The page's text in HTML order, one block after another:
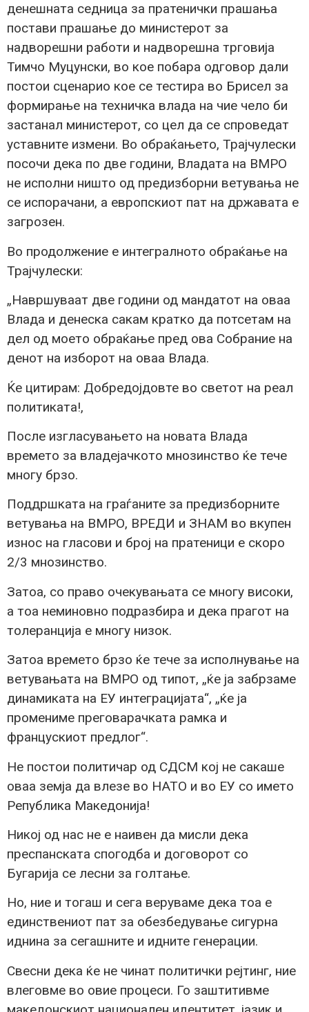
денешната седница за пратенички прашања
постави прашање до министерот за
надворешни работи и надворешна трговија
Тимчо Муцунски, во кое побара одговор дали
постои сценарио кое се тестира во Брисел за
формирање на техничка влада на чие чело би
застанал министерот, со цел да се спроведат
уставните измени. Во обраќањето, Трајчулески
посочи дека по две години, Владата на ВМРО
не исполни ништо од предизборни ветувања не
се испорачани, а европскиот пат на државата е
загрозен.
Во продолжение е интегралното обраќање на
Трајчулески:
„Навршуваат две години од мандатот на оваа
Влада и денеска сакам кратко да потсетам на
дел од моето обраќање пред ова Собрание на
денот на изборот на оваа Влада.
Ќе цитирам: Добредојдовте во светот на реал
политиката!,
После изгласувањето на новата Влада
времето за владејачкото мнозинство ќе тече
многу брзо.
Поддршката на граѓаните за предизборните
ветувања на ВМРО, ВРЕДИ и ЗНАМ во вкупен
износ на гласови и број на пратеници е скоро
2/3 мнозинство.
Затоа, со право очекувањата се многу високи,
а тоа неминовно подразбира и дека прагот на
толеранција е многу низок.
Затоа времето брзо ќе тече за исполнување на
ветувањата на ВМРО од типот, „ќе ја забрзаме
динамиката на ЕУ интеграцијата“, „ќе ја
промениме преговарачката рамка и
францускиот предлог“.
Не постои политичар од СДСМ кој не сакаше
оваа земја да влезе во НАТО и во ЕУ со името
Република Македонија!
Никој од нас не е наивен да мисли дека
преспанската спогодба и договорот со
Бугарија се лесни за голтање.
Но, ние и тогаш и сега веруваме дека тоа е
единствениот пат за обезбедување сигурна
иднина за сегашните и идните генерации.
Свесни дека ќе не чинат политички рејтинг, ние
влеговме во овие процеси. Го заштитивме